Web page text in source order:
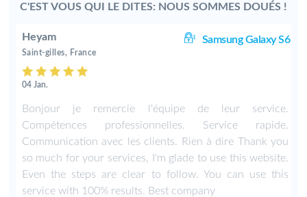
C'EST VOUS QUI LE DITES: NOUS SOMMES DOUÉS !
Heyam Samsung Galaxy S6
Saint-gilles, France
04 Jan.
Bonjour je remercie l'équipe de leur service.
Compétences professionnelles. Service rapide.
Communication avec les clients. Rien à dire Thank you
so much for your services, I'm glade to use this website.
Even the steps are clear to follow. You can use this
service with 100% results. Best company